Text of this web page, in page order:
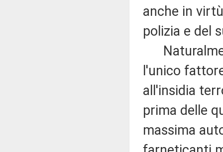
anche in
polizia e del
l'unico
all'insidia
prima delle
massima